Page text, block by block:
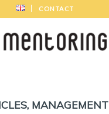
CONTACT
, MANAGEMENT